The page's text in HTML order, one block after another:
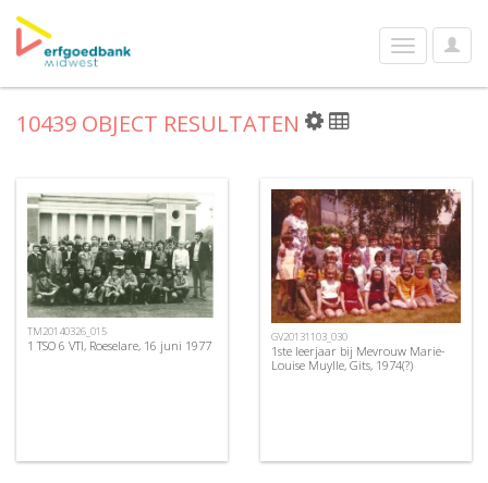
User
Toggle
navigation
10439 OBJECT RESULTATEN
TM20140326_015
1 TSO 6 VTI, Roeselare, 16 juni 1977
GV20131103_030
1ste leerjaar bij Mevrouw Marie-
Louise Muylle, Gits, 1974(?)